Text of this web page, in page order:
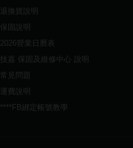
退換貨說明
保固說明
2026營業日曆表
技嘉 保固及維修中心 說明
常見問題
運費說明
****FB綁定帳號教學